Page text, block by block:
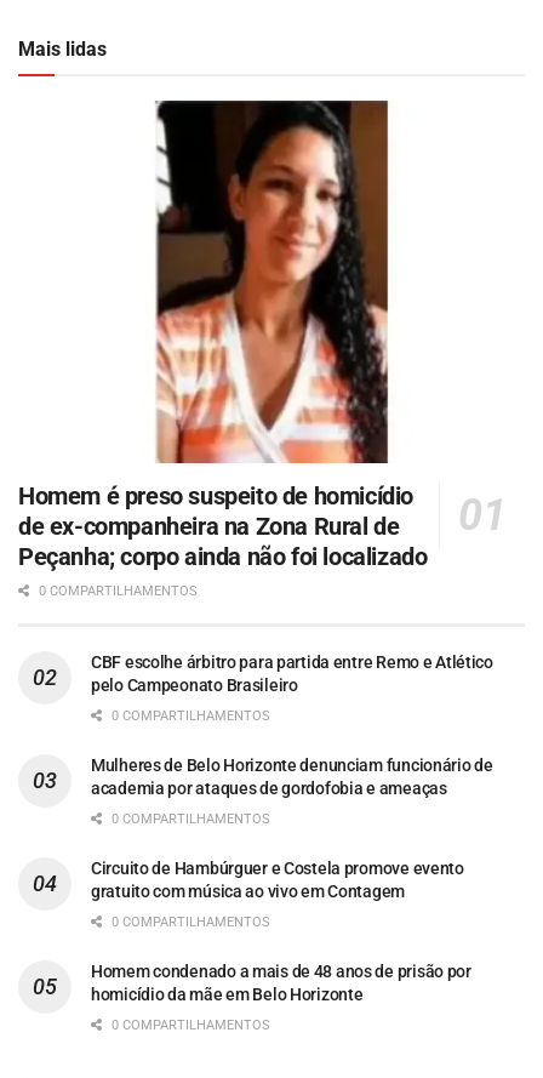
Mais lidas
Homem é preso suspeito de homicídio
de ex-companheira na Zona Rural de
Peçanha; corpo ainda não foi localizado
0 COMPARTILHAMENTOS
CBF escolhe árbitro para partida entre Remo e Atlético
pelo Campeonato Brasileiro
0 COMPARTILHAMENTOS
Mulheres de Belo Horizonte denunciam funcionário de
academia por ataques de gordofobia e ameaças
0 COMPARTILHAMENTOS
Circuito de Hambúrguer e Costela promove evento
gratuito com música ao vivo em Contagem
0 COMPARTILHAMENTOS
Homem condenado a mais de 48 anos de prisão por
homicídio da mãe em Belo Horizonte
0 COMPARTILHAMENTOS